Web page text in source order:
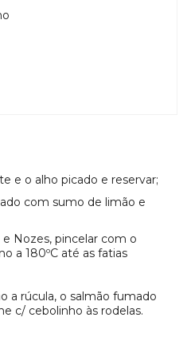
e o alho picado e reservar;
com sumo de limão e
Nozes, pincelar com o
a 180ºC até as fatias
a rúcula, o salmão fumado
c/ cebolinho às rodelas.